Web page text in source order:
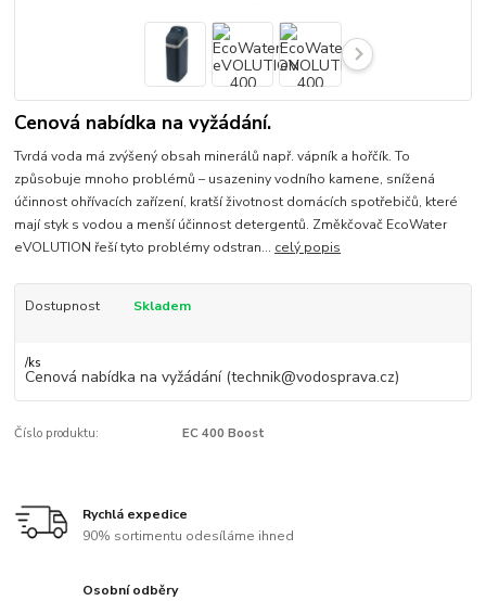
Cenová nabídka na vyžádání.
Tvrdá voda má zvýšený obsah minerálů např. vápník a hořčík. To
způsobuje mnoho problémů – usazeniny vodního kamene, snížená
účinnost ohřívacích zařízení, kratší životnost domácích spotřebičů, které
mají styk s vodou a menší účinnost detergentů. Změkčovač EcoWater
eVOLUTION řeší tyto problémy odstran... celý popis
Dostupnost Skladem
/ks
Cenová nabídka na vyžádání (technik@vodosprava.cz)
Číslo produktu: EC 400 Boost
Rychlá expedice
90% sortimentu odesíláme ihned
Osobní odběry